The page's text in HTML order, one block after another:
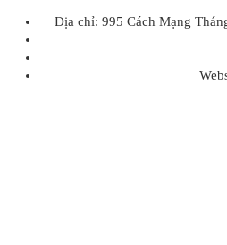
Địa chỉ: 995 Cách Mạng